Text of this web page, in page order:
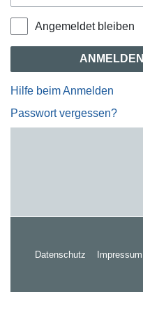
Angemeldet bleiben
ANMELDEN
Hilfe beim Anmelden
Passwort vergessen?
Datenschutz Impressum